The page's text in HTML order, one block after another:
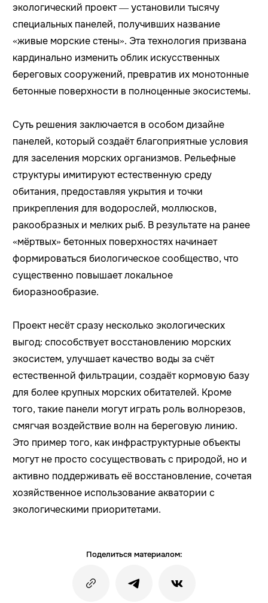
экологический проект — установили тысячу
специальных панелей, получивших название
«живые морские стены». Эта технология призвана
кардинально изменить облик искусственных
береговых сооружений, превратив их монотонные
бетонные поверхности в полноценные экосистемы.
Суть решения заключается в особом дизайне
панелей, который создаёт благоприятные условия
для заселения морских организмов. Рельефные
структуры имитируют естественную среду
обитания, предоставляя укрытия и точки
прикрепления для водорослей, моллюсков,
ракообразных и мелких рыб. В результате на ранее
«мёртвых» бетонных поверхностях начинает
формироваться биологическое сообщество, что
существенно повышает локальное
биоразнообразие.
Проект несёт сразу несколько экологических
выгод: способствует восстановлению морских
экосистем, улучшает качество воды за счёт
естественной фильтрации, создаёт кормовую базу
для более крупных морских обитателей. Кроме
того, такие панели могут играть роль волнорезов,
смягчая воздействие волн на береговую линию.
Это пример того, как инфраструктурные объекты
могут не просто сосуществовать с природой, но и
активно поддерживать её восстановление, сочетая
хозяйственное использование акватории с
экологическими приоритетами.
Поделиться материалом: